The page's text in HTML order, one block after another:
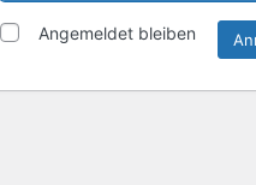
Angemeldet bleiben